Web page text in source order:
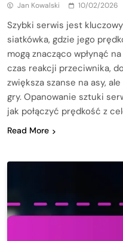
Jan Kowalski 10/02/2026
Szybki serwis jest
siatkówka, gdzie jego
mogą znacząco wpłynąć
czas reakcji przeciwnika,
zwiększa szanse na asy,
gry. Opanowanie sztuki
jak połączyć prędkość z
Read More